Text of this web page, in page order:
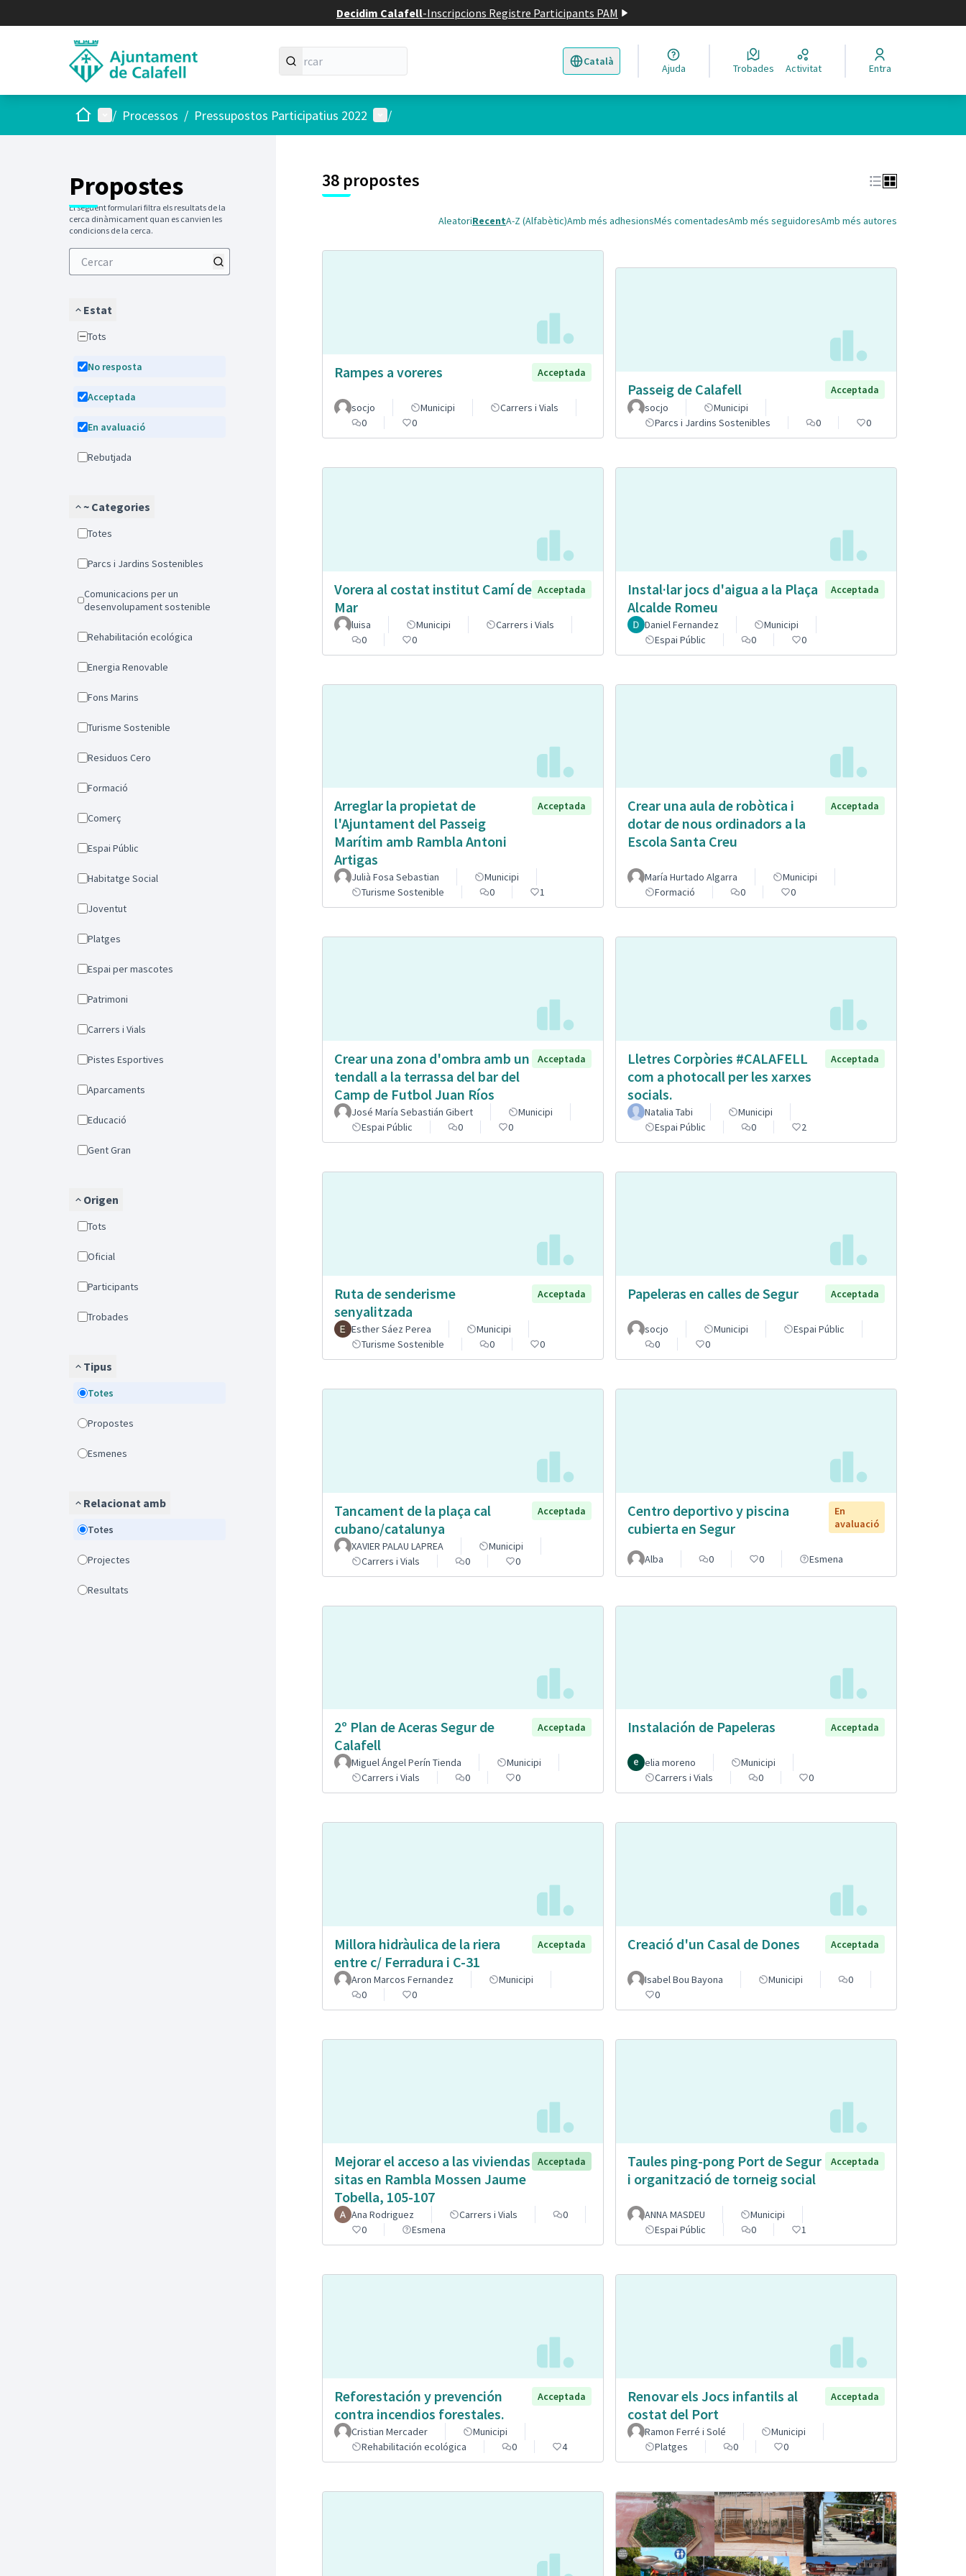
Decidim Calafell-Inscripcions Registre Participants PAM
Català
Triar la llengua Elegir el idioma
Ajuda Trobades Activitat Entra
Inici Menú principal
/ Processos / Pressupostos Participatius 2022 Menú d'usuari
/
Propostes
El següent formulari filtra els resultats de la
cerca dinàmicament quan es canvien les
condicions de la cerca.
Estat
Tots
No resposta
Acceptada
En avaluació
Rebutjada
~ Categories
Totes
Parcs i Jardins Sostenibles
Comunicacions per un
desenvolupament sostenible
Rehabilitación ecológica
Energia Renovable
Fons Marins
Turisme Sostenible
Residuos Cero
Formació
Comerç
Espai Públic
Habitatge Social
Joventut
Platges
Espai per mascotes
Patrimoni
Carrers i Vials
Pistes Esportives
Aparcaments
Educació
Gent Gran
Origen
Tots
Oficial
Participants
Trobades
Tipus
Totes
Propostes
Esmenes
Relacionat amb
Totes
Projectes
Resultats
38 propostes
AleatoriRecentA-Z (Alfabètic)Amb més adhesionsMés comentadesAmb més seguidoresAmb més autores
Rampes a voreres Acceptada
socjo Municipi
Carrers i Vials
0
0
Passeig de Calafell
Acceptada
socjo
Municipi
Parcs i Jardins Sostenibles
0 0
Vorera al costat institut Camí de
Mar
Acceptada
luisa Municipi
Carrers i Vials
0
0
Instal·lar jocs d'aigua a la Plaça
Alcalde Romeu
Acceptada
Daniel Fernandez
Municipi
Espai Públic
0 0
Arreglar la propietat de
l'Ajuntament del Passeig
Marítim amb Rambla Antoni
Artigas
Acceptada
Julià Fosa Sebastian
Municipi
Turisme Sostenible
0 1
Crear una aula de robòtica i
dotar de nous ordinadors a la
Escola Santa Creu
Acceptada
María Hurtado Algarra
Municipi
Formació
0 0
Crear una zona d'ombra amb un
tendall a la terrassa del bar del
Camp de Futbol Juan Ríos
Acceptada
José María Sebastián Gibert
Municipi
Espai Públic
0 0
Lletres Corpòries #CALAFELL
com a photocall per les xarxes
socials.
Acceptada
Natalia Tabi
Municipi
Espai Públic
0 2
Ruta de senderisme
senyalitzada
Acceptada
Esther Sáez Perea
Municipi
Turisme Sostenible
0 0
Papeleras en calles de Segur Acceptada
socjo Municipi
Espai Públic
0
0
Tancament de la plaça cal
cubano/catalunya
Acceptada
XAVIER PALAU LAPREA
Municipi
Carrers i Vials
0 0
Centro deportivo y piscina
cubierta en Segur
En
avaluació
Alba 0 0 Esmena
2º Plan de Aceras Segur de
Calafell
Acceptada
Miguel Ángel Perín Tienda
Municipi
Carrers i Vials
0 0
Instalación de Papeleras Acceptada
elia moreno
Municipi
Carrers i Vials
0 0
Millora hidràulica de la riera
entre c/ Ferradura i C-31
Acceptada
Aron Marcos Fernandez
Municipi
0
0
Creació d'un Casal de Dones Acceptada
Isabel Bou Bayona Municipi
0
0
Mejorar el acceso a las viviendas
sitas en Rambla Mossen Jaume
Tobella, 105-107
Acceptada
Ana Rodriguez Carrers i Vials
0
0
Esmena
Taules ping-pong Port de Segur
i organització de torneig social
Acceptada
ANNA MASDEU
Municipi
Espai Públic
0 1
Reforestación y prevención
contra incendios forestales.
Acceptada
Cristian Mercader
Municipi
Rehabilitación ecológica
0 4
Renovar els Jocs infantils al
costat del Port
Acceptada
Ramon Ferré i Solé
Municipi
Platges
0 0